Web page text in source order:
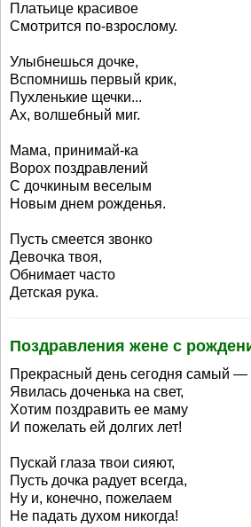
Платьице красивое
Смотрится по-взрослому.
Улыбнешься дочке,
Вспомнишь первый крик,
Пухленькие щечки...
Ах, волшебный миг.
Мама, принимай-ка
Ворох поздравлений
С дочкиным веселым
Новым днем рожденья.
Пусть смеется звонко
Девочка твоя,
Обнимает часто
Детская рука.
Поздравления жене с
Прекрасный день сегодня самый —
Явилась доченька на свет,
Хотим поздравить ее маму
И пожелать ей долгих лет!
Пускай глаза твои сияют,
Пусть дочка радует всегда,
Ну и, конечно, пожелаем
Не падать духом никогда!